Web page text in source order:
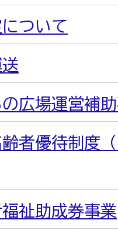
ついて
広場運営補
者優待制度
祉助成券事業